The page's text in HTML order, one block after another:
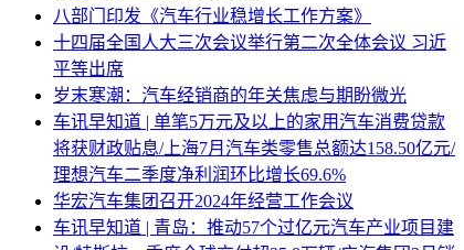
八部门印发《汽车行业稳增长工作方案》
十四届全国人大三次会议举行第二次全体会议 习近
平等出席
岁末寒潮：汽车经销商的年关焦虑与期盼微光
车讯早知道 | 单笔5万元及以上的家用汽车消费贷款
将获财政贴息/上海7月汽车类零售总额达158.50亿元/
理想汽车二季度净利润环比增长69.6%
华宏汽车集团召开2024年经营工作会议
车讯早知道 | 青岛：推动57个过亿元汽车产业项目建